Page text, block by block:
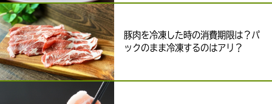
豚肉を冷凍した時の消費期限は？パ
ックのまま冷凍するのはアリ？